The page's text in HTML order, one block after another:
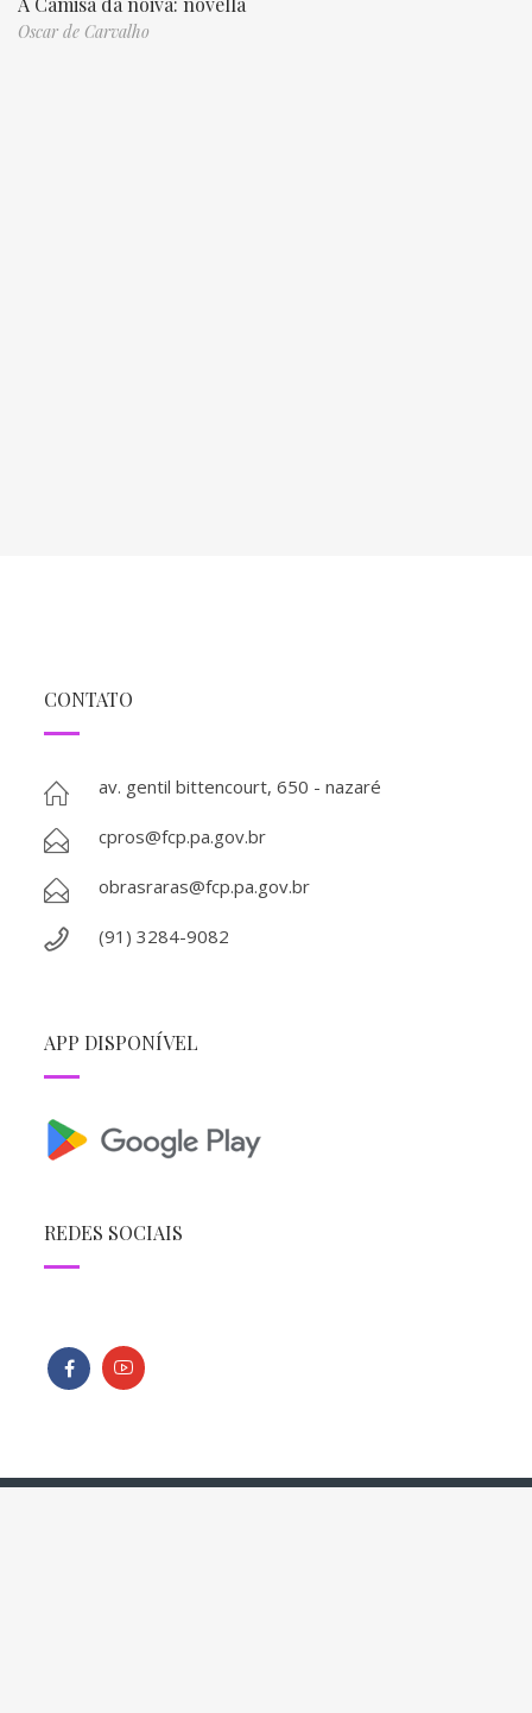
Oscar de Carvalho
CONTATO
av. gentil bittencourt, 650 - nazaré
cpros@fcp.pa.gov.br
obrasraras@fcp.pa.gov.br
(91) 3284-9082
APP DISPONÍVEL
REDES SOCIAIS